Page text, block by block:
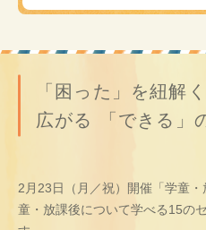
「困った」を紐解
広がる 「できる」
2月23日（月／祝）開催「学童
童・放課後について学べる15の